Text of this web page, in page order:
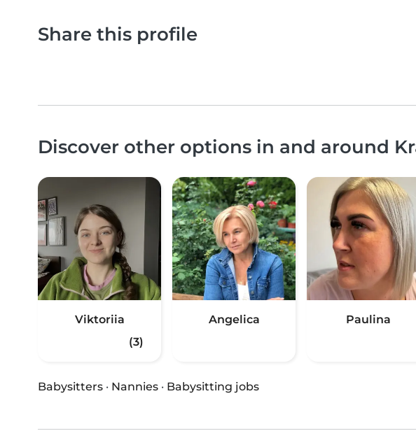
Share this profile
Discover other options in and around
Viktoriia
(3)
Angelica Paulina
Babysitters · Nannies · Babysitting jobs